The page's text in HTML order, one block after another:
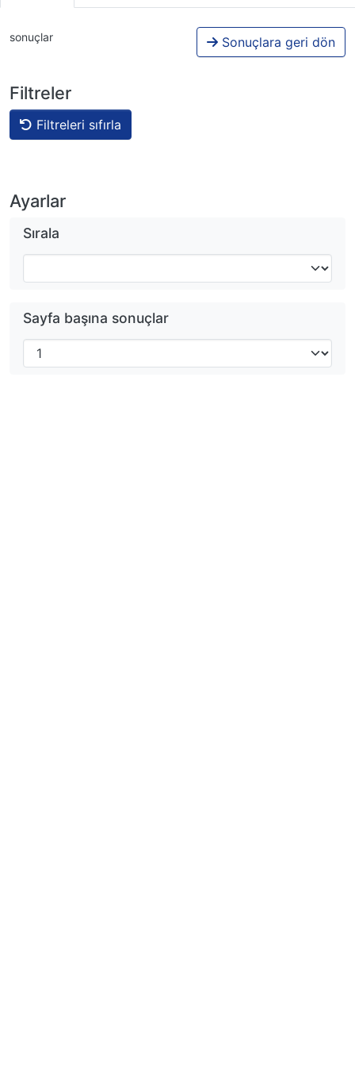
sonuçlar Sonuçlara geri dön
Filtreler
Filtreleri sıfırla
Ayarlar
Sırala
Sayfa başına sonuçlar